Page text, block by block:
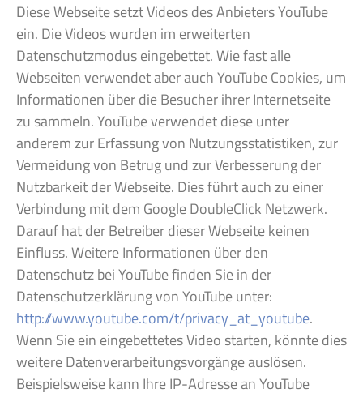
Diese Webseite setzt Videos des Anbieters YouTube
ein. Die Videos wurden im erweiterten
Datenschutzmodus eingebettet. Wie fast alle
Webseiten verwendet aber auch YouTube Cookies, um
Informationen über die Besucher ihrer Internetseite
zu sammeln. YouTube verwendet diese unter
anderem zur Erfassung von Nutzungsstatistiken, zur
Vermeidung von Betrug und zur Verbesserung der
Nutzbarkeit der Webseite. Dies führt auch zu einer
Verbindung mit dem Google DoubleClick Netzwerk.
Darauf hat der Betreiber dieser Webseite keinen
Einfluss. Weitere Informationen über den
Datenschutz bei YouTube finden Sie in der
Datenschutzerklärung von YouTube unter:
http://www.youtube.com/t/privacy_at_youtube.
Wenn Sie ein eingebettetes Video starten, könnte dies
weitere Datenverarbeitungsvorgänge auslösen.
Beispielsweise kann Ihre IP-Adresse an YouTube